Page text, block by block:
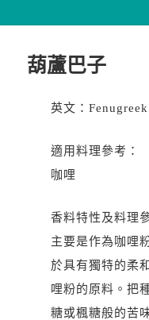
葫蘆巴子
英文：Fenugreek
適用料理參考：
咖哩
香料特性及料理
主要是作為咖哩
於具有獨特的柔
哩粉的原料。把
糖或楓糖般的苦